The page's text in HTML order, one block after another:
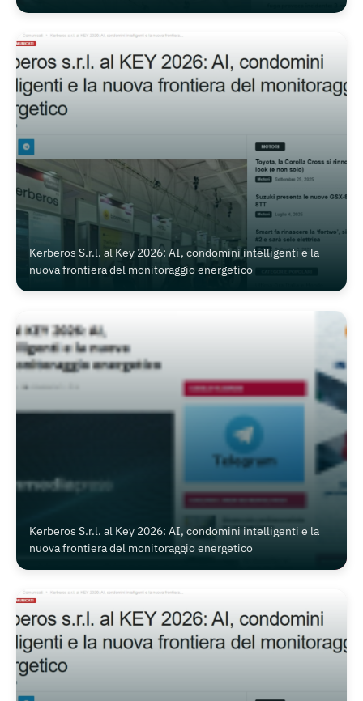
Kerberos S.r.l. al Key 2026: AI, condomini intelligenti e la
nuova frontiera del monitoraggio energetico
Kerberos S.r.l. al Key 2026: AI, condomini intelligenti e la
nuova frontiera del monitoraggio energetico